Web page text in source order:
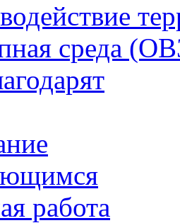
среда
работа